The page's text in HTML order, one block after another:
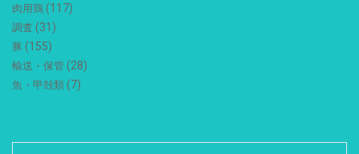
肉用鶏 (117)
調査 (31)
豚 (155)
輸送・保管 (28)
魚・甲殻類 (7)